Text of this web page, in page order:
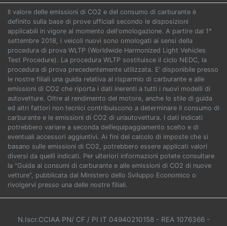
Il valore delle emissioni di CO2 e del consumo di carburante è
definito sulla base di prove ufficiali secondo le disposizioni
applicabili in vigore al momento dell'omologazione. A partire dal 1°
settembre 2018, i veicoli nuovi sono omologati ai sensi della
procedura di prova WLTP (Worldwide Harmonized Light Vehicles
Test Procedure). La procedura WLTP sostituisce il ciclo NEDC, la
procedura di prova precedentemente utilizzata. E’ disponibile presso
le nostre filiali una guida relativa al risparmio di carburante e alle
emissioni di CO2 che riporta i dati inerenti a tutti i nuovi modelli di
autovetture. Oltre al rendimento del motore, anche lo stile di guida
ed altri fattori non tecnici contribuiscono a determinare il consumo di
carburante e le emissioni di CO2 di un’autovettura. I dati indicati
potrebbero variare a seconda dell’equipaggiamento scelto e di
eventuali accessori aggiuntivi. Ai fini del calcolo di imposte che si
basano sulle emissioni di CO2, potrebbero essere applicati valori
diversi da quelli indicati. Per ulteriori informazioni potete consultare
la “Guida ai consumi di carburante e alle emissioni di CO2 di nuove
vetture”, pubblicata dal Ministero dello Sviluppo Economico o
rivolgervi presso una delle nostre filiali.
N.Iscr.CCIAA PN/ CF / PI IT 04940210158 - REA 1076366 -